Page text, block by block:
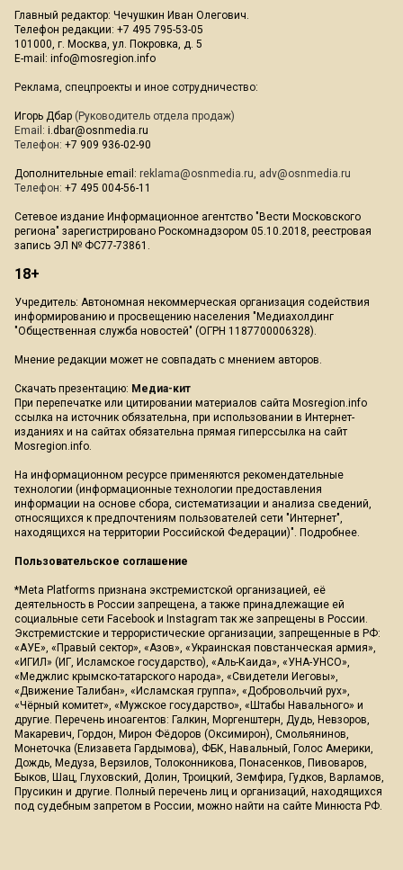
Главный редактор: Чечушкин Иван Олегович.
Телефон редакции: +7 495 795-53-05
101000, г. Москва, ул. Покровка, д. 5
E-mail: info@mosregion.info
Реклама, спецпроекты и иное сотрудничество:
Игорь Дбар (Руководитель отдела продаж)
Email: i.dbar@osnmedia.ru
Телефон: +7 909 936-02-90
Дополнительные email: reklama@osnmedia.ru, adv@osnmedia.ru
Телефон: +7 495 004-56-11
Сетевое издание Информационное агентство "Вести Московского
региона" зарегистрировано Роскомнадзором 05.10.2018, реестровая
запись ЭЛ № ФС77-73861.
18+
Учредитель: Автономная некоммерческая организация содействия
информированию и просвещению населения "Медиахолдинг
"Общественная служба новостей" (ОГРН 1187700006328).
Мнение редакции может не совпадать с мнением авторов.
Скачать презентацию: Медиа-кит
При перепечатке или цитировании материалов сайта Mosregion.info
ссылка на источник обязательна, при использовании в Интернет-
изданиях и на сайтах обязательна прямая гиперссылка на сайт
Mosregion.info.
На информационном ресурсе применяются рекомендательные
технологии (информационные технологии предоставления
информации на основе сбора, систематизации и анализа сведений,
относящихся к предпочтениям пользователей сети "Интернет",
находящихся на территории Российской Федерации)". Подробнее.
Пользовательское соглашение
*Meta Platforms признана экстремистской организацией, её
деятельность в России запрещена, а также принадлежащие ей
социальные сети Facebook и Instagram так же запрещены в России.
Экстремистские и террористические организации, запрещенные в РФ:
«АУЕ», «Правый сектор», «Азов», «Украинская повстанческая армия»,
«ИГИЛ» (ИГ, Исламское государство), «Аль-Каида», «УНА-УНСО»,
«Меджлис крымско-татарского народа», «Свидетели Иеговы»,
«Движение Талибан», «Исламская группа», «Добровольчий рух»,
«Чёрный комитет», «Мужское государство», «Штабы Навального» и
другие. Перечень иноагентов: Галкин, Моргенштерн, Дудь, Невзоров,
Макаревич, Гордон, Мирон Фёдоров (Оксимирон), Смольянинов,
Монеточка (Елизавета Гардымова), ФБК, Навальный, Голос Америки,
Дождь, Медуза, Верзилов, Толоконникова, Понасенков, Пивоваров,
Быков, Шац, Глуховский, Долин, Троицкий, Земфира, Гудков, Варламов,
Прусикин и другие. Полный перечень лиц и организаций, находящихся
под судебным запретом в России, можно найти на сайте Минюста РФ.